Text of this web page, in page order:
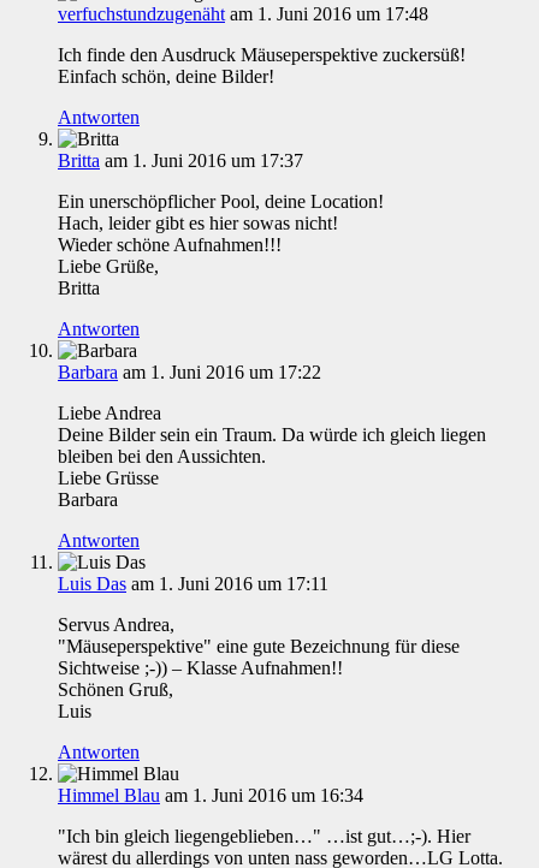
verfuchstundzugenäht am 1. Juni 2016 um 17:48
Ich finde den Ausdruck Mäuseperspektive zuckersüß!
Einfach schön, deine Bilder!
Antworten
Britta am 1. Juni 2016 um 17:37
Ein unerschöpflicher Pool, deine Location!
Hach, leider gibt es hier sowas nicht!
Wieder schöne Aufnahmen!!!
Liebe Grüße,
Britta
Antworten
Barbara am 1. Juni 2016 um 17:22
Liebe Andrea
Deine Bilder sein ein Traum. Da würde ich gleich liegen
bleiben bei den Aussichten.
Liebe Grüsse
Barbara
Antworten
Luis Das am 1. Juni 2016 um 17:11
Servus Andrea,
"Mäuseperspektive" eine gute Bezeichnung für diese
Sichtweise ;-)) – Klasse Aufnahmen!!
Schönen Gruß,
Luis
Antworten
Himmel Blau am 1. Juni 2016 um 16:34
"Ich bin gleich liegengeblieben…" …ist gut…;-). Hier
wärest du allerdings von unten nass geworden…LG Lotta.